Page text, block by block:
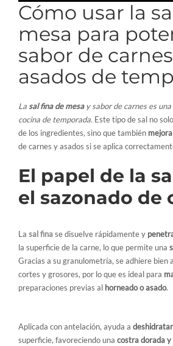
Cómo usar la
mesa para
sabor de
asados de
La sal fina de mesay sabor de carnes es
cocina de temporada. Este tipo de sal no solo
de los ingredientes, sino que también
de carnes y asados si se aplica
El papel de la
el sazonado de
La sal finase disuelve rápidamente y
la superficie de la carne, lo que permite una
Gracias a su granulometría, se adhiere bien
cortes y grosores, por lo que es ideal para
preparaciones previas al horneado o asado.
Aplicada con antelación, ayuda a
superficie, favoreciendo una costra dorada